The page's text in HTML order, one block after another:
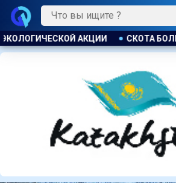
ДОРОЖЕ. ПОЧЕМУ В КАЗАХСТАНЕ